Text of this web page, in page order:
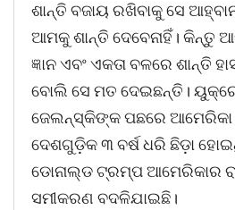
ଶାନ୍ତି ବଜାୟ ରଖିବାକୁ ସେ
ଆମକୁ ଶାନ୍ତି ଦେବେନାହିଁ।
ଜ୍ଞାନ ଏବଂ ଏକତା ବଳରେ ଶାନ୍ତି
ବୋଲି ସେ ମତ ଦେଇଛନ୍ତି।
ଜେଲନ୍‌ସ୍କିଙ୍କ ପଛରେ ଆମେରିକା
ଦେଶଗୁଡ଼ିକ ୩ ବର୍ଷ ଧରି ଛିଡ଼ା
ଡୋନାଲ୍ଡ ଟ୍ରମ୍ପ ଆମେରିକାର
ସମୀକରଣ ବଦଳିଯାଇଛି।